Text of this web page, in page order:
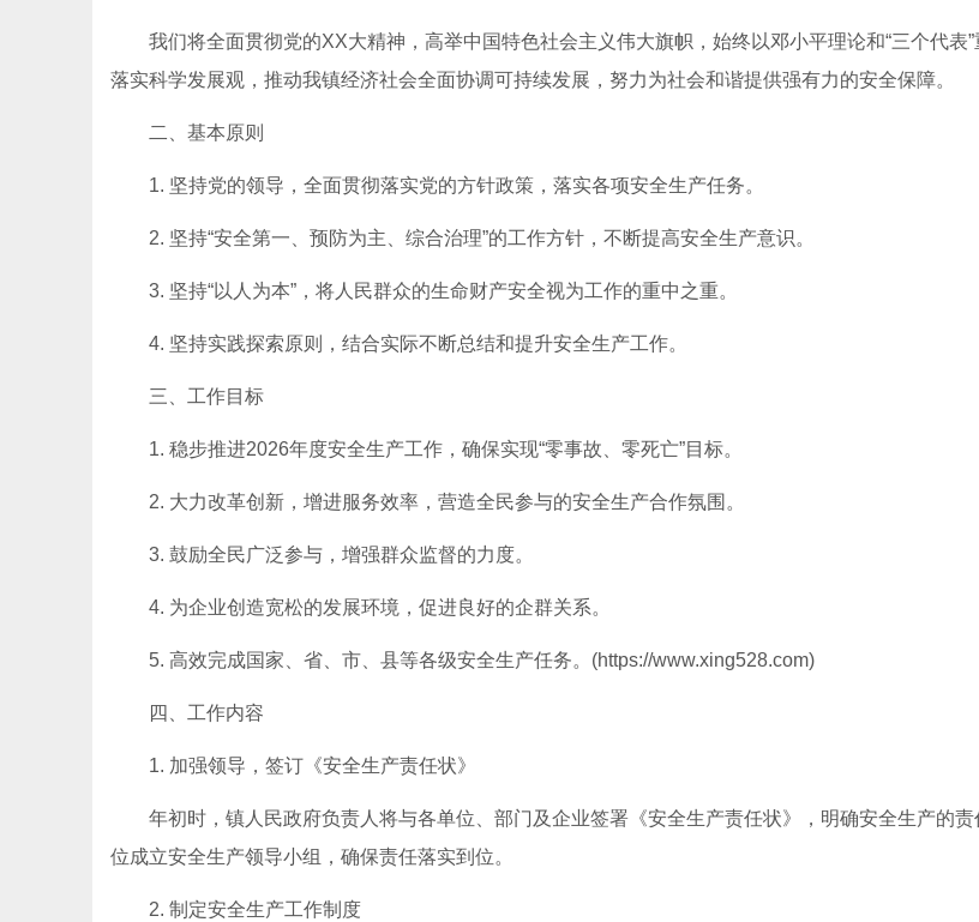
我们将全面贯彻党的XX大精神，高举中国特色社会主义伟大旗帜，始终以邓小平理论和“三个代表
落实科学发展观，推动我镇经济社会全面协调可持续发展，努力为社会和谐提供强有力的安全保障。
二、基本原则
1. 坚持党的领导，全面贯彻落实党的方针政策，落实各项安全生产任务。
2. 坚持“安全第一、预防为主、综合治理”的工作方针，不断提高安全生产意识。
3. 坚持“以人为本”，将人民群众的生命财产安全视为工作的重中之重。
4. 坚持实践探索原则，结合实际不断总结和提升安全生产工作。
三、工作目标
1. 稳步推进2026年度安全生产工作，确保实现“零事故、零死亡”目标。
2. 大力改革创新，增进服务效率，营造全民参与的安全生产合作氛围。
3. 鼓励全民广泛参与，增强群众监督的力度。
4. 为企业创造宽松的发展环境，促进良好的企群关系。
5. 高效完成国家、省、市、县等各级安全生产任务。(https://www.xing528.com)
四、工作内容
1. 加强领导，签订《安全生产责任状》
年初时，镇人民政府负责人将与各单位、部门及企业签署《安全生产责任状》，明确安全生产的
位成立安全生产领导小组，确保责任落实到位。
2. 制定安全生产工作制度